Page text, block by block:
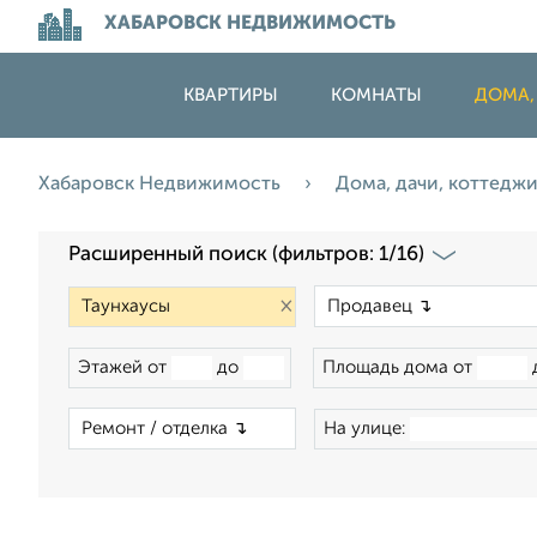
ХАБАРОВСК НЕДВИЖИМОСТЬ
КВАРТИРЫ КОМНАТЫ ДОМА,
Хабаровск Недвижимость Дома, дачи, коттеджи
Расширенный поиск (фильтров: 1/16)
×
Этажей от до Площадь дома от
На улице: